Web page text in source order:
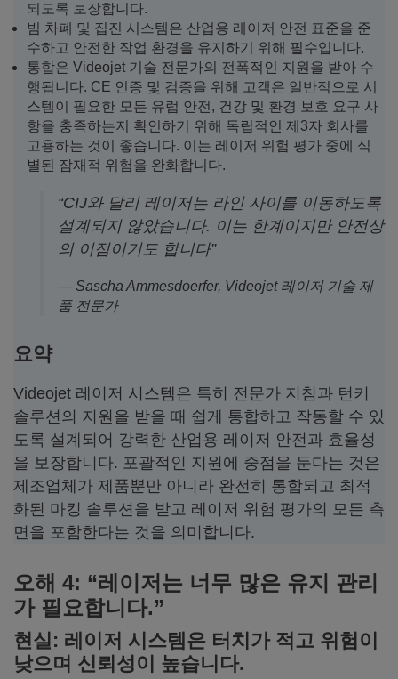
되도록 보장합니다.
빔 차폐 및 집진 시스템은 산업용 레이저 안전 표준을 준
수하고 안전한 작업 환경을 유지하기 위해 필수입니다.
통합은 Videojet 기술 전문가의 전폭적인 지원을 받아 수
행됩니다. CE 인증 및 검증을 위해 고객은 일반적으로 시
스템이 필요한 모든 유럽 안전, 건강 및 환경 보호 요구 사
항을 충족하는지 확인하기 위해 독립적인 제3자 회사를
고용하는 것이 좋습니다. 이는 레이저 위험 평가 중에 식
별된 잠재적 위험을 완화합니다.
“CIJ와 달리 레이저는 라인 사이를 이동하도록
설계되지 않았습니다. 이는 한계이지만 안전상
의 이점이기도 합니다”
— Sascha Ammesdoerfer, Videojet 레이저 기술 제
품 전문가
요약
Videojet 레이저 시스템은 특히 전문가 지침과 턴키
솔루션의 지원을 받을 때 쉽게 통합하고 작동할 수 있
도록 설계되어 강력한 산업용 레이저 안전과 효율성
을 보장합니다. 포괄적인 지원에 중점을 둔다는 것은
제조업체가 제품뿐만 아니라 완전히 통합되고 최적
화된 마킹 솔루션을 받고 레이저 위험 평가의 모든 측
면을 포함한다는 것을 의미합니다.
오해 4: “레이저는 너무 많은 유지 관리
가 필요합니다.”
현실: 레이저 시스템은 터치가 적고 위험이
낮으며 신뢰성이 높습니다.